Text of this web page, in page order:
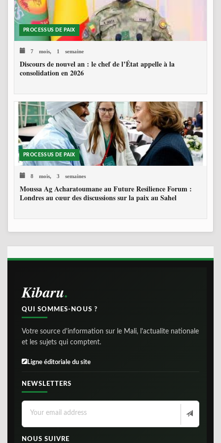
PROCESSUS DE PAIX
7 mois, 1 semaine
Discours de nouvel an : le chef de l’État appelle à la
consolidation en 2026
PROCESSUS DE PAIX
8 mois, 3 semaines
Moussa Ag Acharatoumane au Future Resilience Forum :
Londres au cœur des discussions sur la paix au Sahel
Kibaru
QUI SOMMES-NOUS ?
Votre source d'information sur le Mali, l'actualite nationale
et les sujets qui comptent.
Ligne éditoriale du site
NEWSLETTERS
NOUS SUIVRE